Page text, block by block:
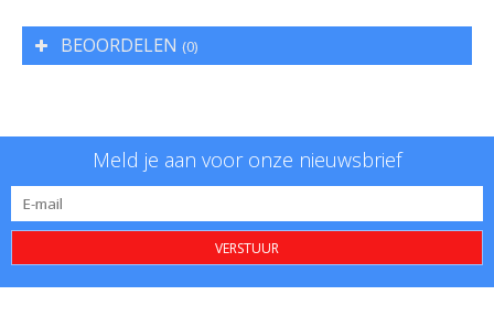
BEOORDELEN (0)
Meld je aan voor onze nieuwsbrief
VERSTUUR